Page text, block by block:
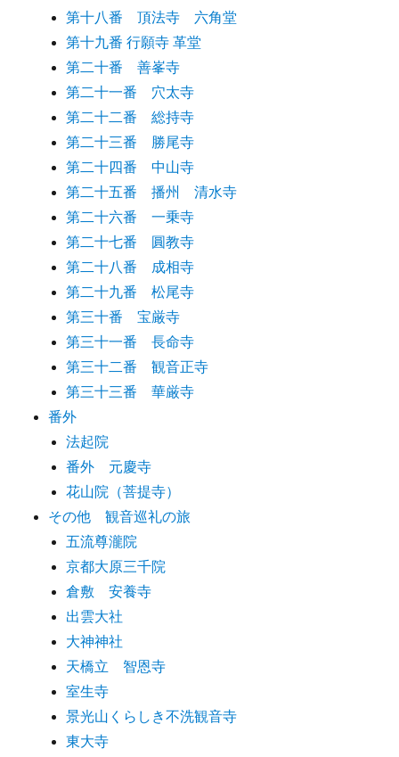
第十八番 頂法寺 六角堂
第十九番 行願寺 革堂
第二十番 善峯寺
第二十一番 穴太寺
第二十二番 総持寺
第二十三番 勝尾寺
第二十四番 中山寺
第二十五番 播州 清水寺
第二十六番 一乗寺
第二十七番 圓教寺
第二十八番 成相寺
第二十九番 松尾寺
第三十番 宝厳寺
第三十一番 長命寺
第三十二番 観音正寺
第三十三番 華厳寺
番外
法起院
番外 元慶寺
花山院（菩提寺）
その他 観音巡礼の旅
五流尊瀧院
京都大原三千院
倉敷 安養寺
出雲大社
大神神社
天橋立 智恩寺
室生寺
景光山くらしき不洗観音寺
東大寺